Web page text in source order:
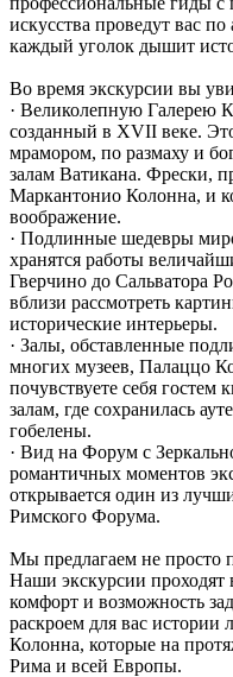
искусства проведут вас
каждый уголок дышит
Во время экскурсии вы
· Великолепную Галерею
созданный в XVII веке.
мрамором, по размаху и
залам Ватикана. Фрески,
Маркантонио Колонна, и
воображение.
· Подлинные шедевры
хранятся работы
Гверчино до Сальватора
вблизи рассмотреть
исторические интерьеры.
· Залы, обставленные
многих музеев, Палаццо
почувствуете себя гостем
залам, где сохранилась
гобелены.
· Вид на Форум с
романтичных моментов
открывается один из
Римского Форума.
Мы предлагаем не просто
Наши экскурсии проходят
комфорт и возможность
раскроем для вас
Колонна, которые на
Рима и всей Европы.